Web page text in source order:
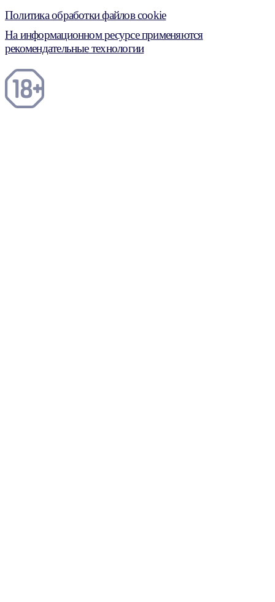
Политика обработки файлов cookie
На информационном ресурсе применяются
рекомендательные технологии